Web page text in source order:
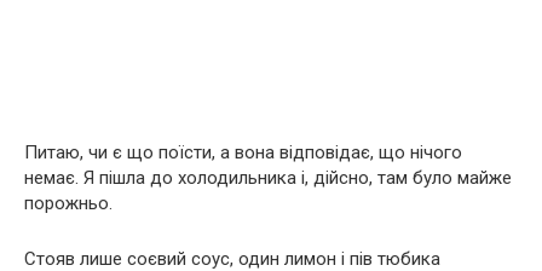
Питаю, чи є що поїсти, а вона відповідає, що нічого
немає. Я пішла до холодильника і, дійсно, там було майже
порожньо.
Стояв лише соєвий соус, один лимон і пів тюбика